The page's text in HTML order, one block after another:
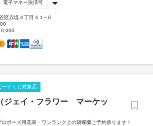
電子マネー決済可
区赤堤４丁目４１−６
ードくじ対象店
ジェイ・フラワー マーケッ
ポーズ用花束・ワンランク上の胡蝶蘭ご予約承ります！